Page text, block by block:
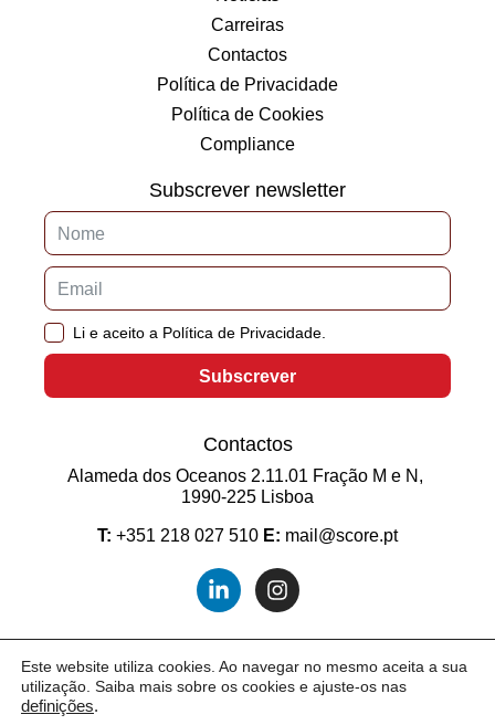
Carreiras
Contactos
Política de Privacidade
Política de Cookies
Compliance
Subscrever newsletter
Li e aceito a Política de Privacidade.
Subscrever
Contactos
Alameda dos Oceanos 2.11.01 Fração M e N,
1990-225 Lisboa
T: +351 218 027 510 E: mail@score.pt
2026 © SCORE. Todos os direitos reservados.
Este website utiliza cookies. Ao navegar no mesmo aceita a sua
utilização. Saiba mais sobre os cookies e ajuste-os nas
definições.